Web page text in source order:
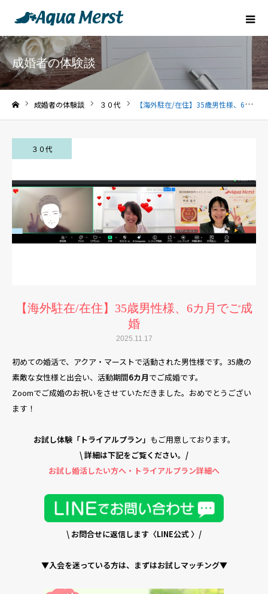
成婚者の体験談
成婚者の体験談 ３０代 【海外駐在/在住】35歳男性様、6カ月でご成婚
３０代
【海外駐在/在住】35歳男性様、6カ月でご成
婚
2025.11.17
初めての婚活で、アクア・マーストで活動された男性様です。35歳の
素敵な女性様と出会い、活動期間6カ月でご成婚です。
Zoomでご成婚のお祝いをさせていただきました。おめでとうござい
ます！
お試し体験「トライアルプラン」 もご用意しております。
\ 詳細は下記をご覧ください。/
お試し婚活したい方へ・トライアルプラン詳細へ
\ お問合せに返信します〈LINE公式 〉/
▼入会を迷っている方は、まずはお試しマッチング▼